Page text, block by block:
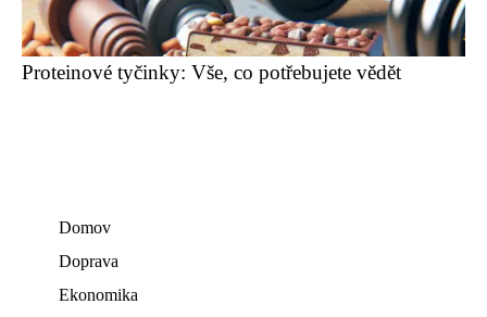
Proteinové tyčinky: Vše, co potřebujete vědět
Domov
Doprava
Ekonomika